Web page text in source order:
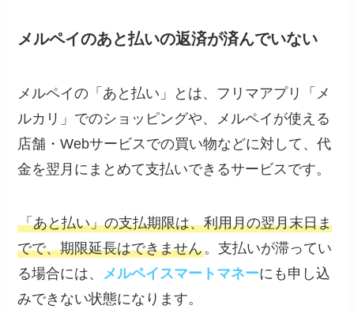
メルペイのあと払いの返済が済んでいない
メルペイの「あと払い」とは、フリマアプリ「メ
ルカリ」でのショッピングや、メルペイが使える
店舗・Webサービスでの買い物などに対して、代
金を翌月にまとめて支払いできるサービスです。
「あと払い」の支払期限は、利用月の翌月末日ま
でで、期限延長はできません。支払いが滞ってい
る場合には、 メルペイスマートマネーにも申し込
みできない状態になります。